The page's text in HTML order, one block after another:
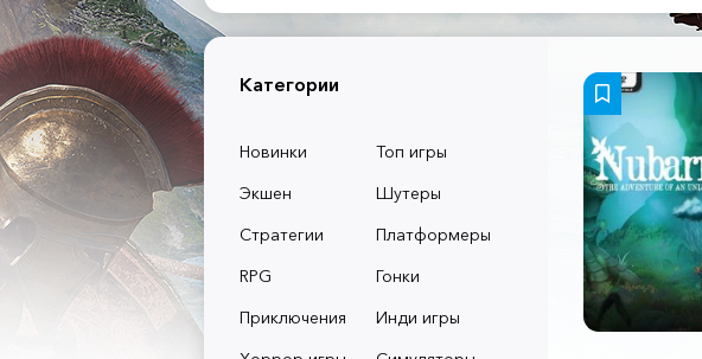
Категории
Новинки
Топ игры
Экшен
Шутеры
Стратегии
Платформеры
RPG
Гонки
Приключения
Инди игры